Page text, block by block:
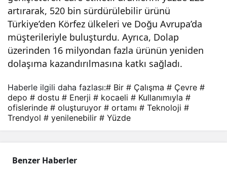
artırarak, 520 bin sürdürülebilir ürünü
Türkiye’den Körfez ülkeleri ve Doğu Avrupa’da
müşterileriyle buluşturdu. Ayrıca, Dolap
üzerinden 16 milyondan fazla ürünün yeniden
dolaşıma kazandırılmasına katkı sağladı.
Haberle ilgili daha fazlası:# Bir # Çalışma # Çevre #
depo # dostu # Enerji # kocaeli # Kullanımıyla #
ofislerinde # oluşturuyor # ortamı # Teknoloji #
Trendyol # yenilenebilir # Yüzde
Benzer Haberler